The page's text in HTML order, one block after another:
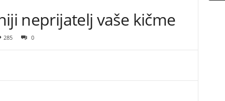
neprijatelj vaše kičme
285 0